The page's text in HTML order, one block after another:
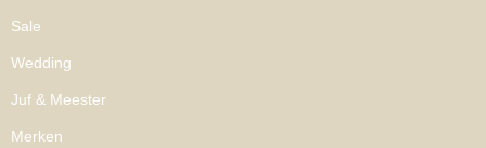
Sale
Wedding
Juf & Meester
Merken